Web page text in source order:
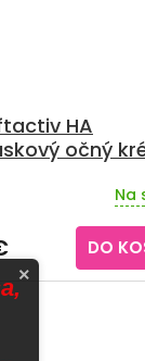
HA
očný
Na
DO
×